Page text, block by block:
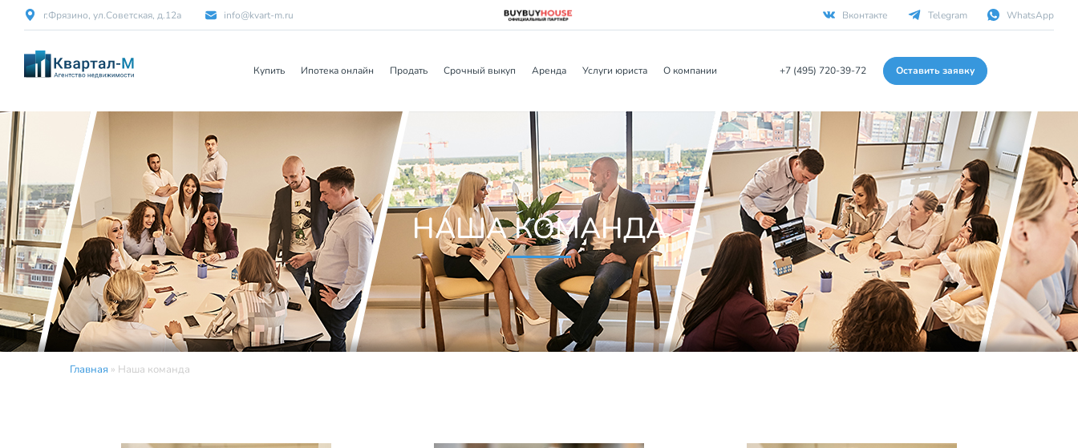
г.Фрязино, ул.Советская, д.12а info@kvart-m.ru Вконтакте Telegram WhatsApp
Купить Ипотека онлайн Продать Срочный выкуп Аренда Услуги юриста О компании +7 (495) 720-39-72 Оставить заявку
НАША КОМАНДА
Главная » Наша команда